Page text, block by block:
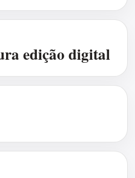
edição digital